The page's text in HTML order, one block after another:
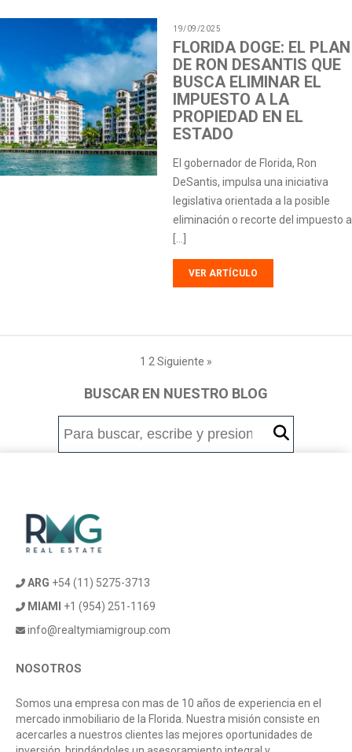
19/09/2025
FLORIDA DOGE: EL PLAN
DE RON DESANTIS QUE
BUSCA ELIMINAR EL
IMPUESTO A LA
PROPIEDAD EN EL
ESTADO
El gobernador de Florida, Ron
DeSantis, impulsa una iniciativa
legislativa orientada a la posible
eliminación o recorte del impuesto a
[…]
VER ARTÍCULO
1 2Siguiente »
BUSCAR EN NUESTRO BLOG
ARG +54 (11) 5275-3713
MIAMI
+1 (954) 251-1169
info@realtymiamigroup.com
NOSOTROS
Somos una empresa con mas de 10 años de experiencia en el
mercado inmobiliario de la Florida. Nuestra misión consiste en
acercarles a nuestros clientes las mejores oportunidades de